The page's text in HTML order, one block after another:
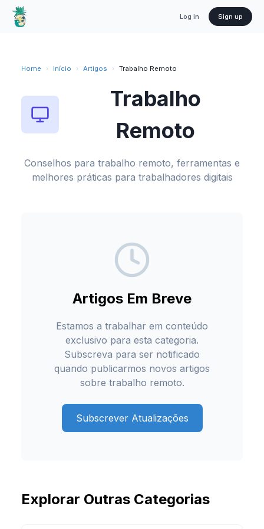
Log in Sign up
Home › Início › Artigos › Trabalho Remoto
Trabalho
Remoto
Conselhos para trabalho remoto, ferramentas e
melhores práticas para trabalhadores digitais
Artigos Em Breve
Estamos a trabalhar em conteúdo
exclusivo para esta categoria.
Subscreva para ser notificado
quando publicarmos novos artigos
sobre trabalho remoto.
Subscrever Atualizações
Explorar Outras Categorias